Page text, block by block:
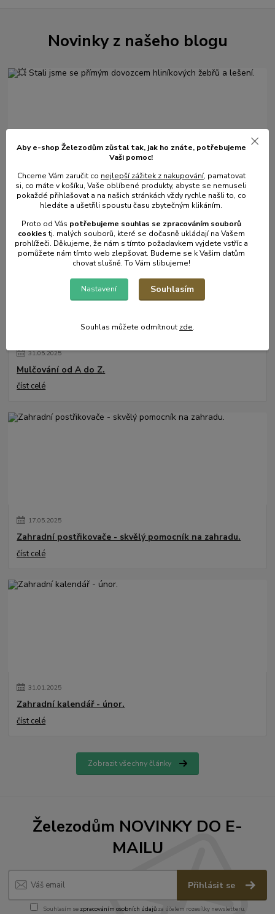
Novinky z našeho blogu
01.08. 2026
💥 Stali jsme se přímým dovozcem hliníkových žebřů a
lešení.
číst celé
31.05.2025
Mulčování od A do Z.
číst celé
17.05.2025
Zahradní postřikovače - skvělý pomocník na zahradu.
číst celé
31.01.2025
Zahradní kalendář - únor.
číst celé
Zobrazit všechny články
Železodům NOVINKY DO E-
MAILU
Přihlásit se
Souhlasím se zpracováním osobních údajůza účelem rozesílky newsletteru.
Aby e-shop Železodům zůstal tak, jak ho znáte, potřebujeme
Vaši pomoc!
Chceme Vám zaručit co nejlepší zážitek z nakupování, pamatovat
si, co máte v košíku, Vaše oblíbené produkty, abyste se nemuseli
pokaždé přihlašovat a na našich stránkách vždy rychle našli to, co
hledáte a ušetřili spoustu času zbytečným klikáním.
Proto od Vás potřebujeme souhlas se zpracováním souborů
cookiestj. malých souborů, které se dočasně ukládají na Vašem
prohlížeči. Děkujeme, že nám s tímto požadavkem vyjdete vstříc a
pomůžete nám tímto web zlepšovat. Budeme se k Vašim datům
chovat slušně. To Vám slibujeme!
Nastavení Souhlasím
Souhlas můžete odmítnout zde.